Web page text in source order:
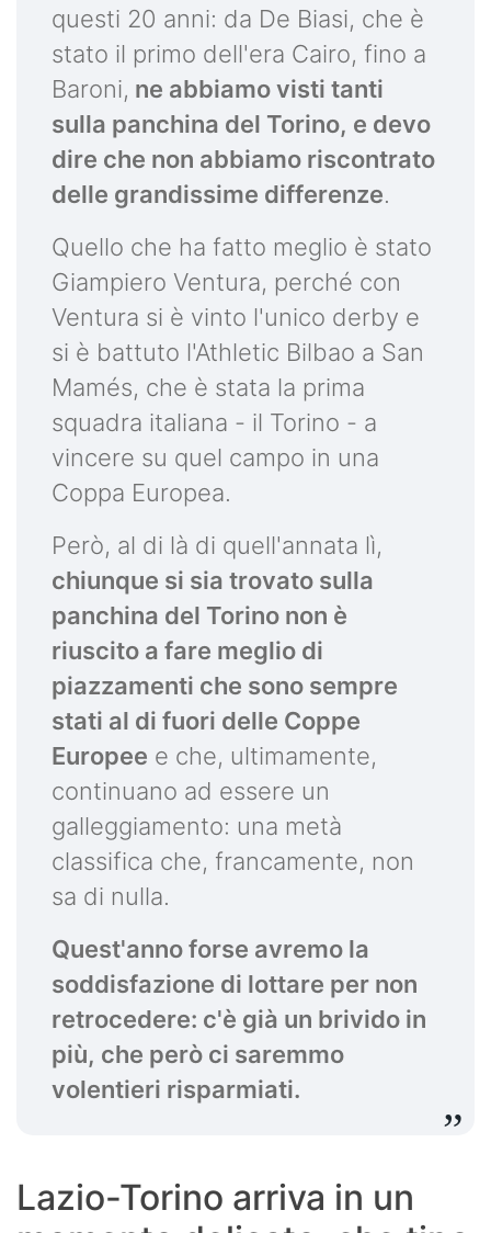
questi 20 anni: da De Biasi, che è
stato il primo dell'era Cairo, fino a
Baroni, ne abbiamo visti tanti
sulla panchina del Torino, e devo
dire che non abbiamo riscontrato
delle grandissime differenze.
Quello che ha fatto meglio è stato
Giampiero Ventura, perché con
Ventura si è vinto l'unico derby e
si è battuto l'Athletic Bilbao a San
Mamés, che è stata la prima
squadra italiana - il Torino - a
vincere su quel campo in una
Coppa Europea.
Però, al di là di quell'annata lì,
chiunque si sia trovato sulla
panchina del Torino non è
riuscito a fare meglio di
piazzamenti che sono sempre
stati al di fuori delle Coppe
Europee e che, ultimamente,
continuano ad essere un
galleggiamento: una metà
classifica che, francamente, non
sa di nulla.
Quest'anno forse avremo la
soddisfazione di lottare per non
retrocedere: c'è già un brivido in
più, che però ci saremmo
volentieri risparmiati.
Lazio-Torino arriva in un